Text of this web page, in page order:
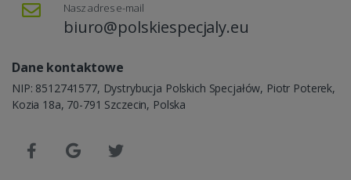
Nasz adres e-mail
biuro@polskiespecjaly.eu
Dane kontaktowe
NIP: 8512741577, Dystrybucja Polskich Specjałów, Piotr Poterek,
Kozia 18a, 70-791 Szczecin, Polska